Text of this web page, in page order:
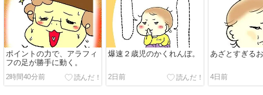
ポイントの力で、アラフィ
フの足が勝手に動く。
2時間40分前
爆速２歳児のかくれんぼ。
2日前
あざとすぎる
4日前